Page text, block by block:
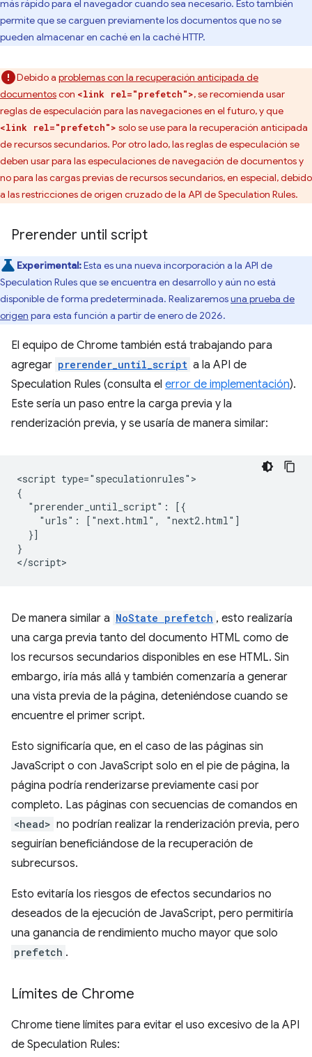
más rápido para el navegador cuando sea necesario. Esto también
permite que se carguen previamente los documentos que no se
pueden almacenar en caché en la caché HTTP.
Debido a problemas con la recuperación anticipada de
documentoscon <link rel="prefetch">, se recomienda usar
reglas de especulación para las navegaciones en el futuro, y que
<link rel="prefetch"> solo se use para la recuperación anticipada
de recursos secundarios. Por otro lado, las reglas de especulación se
deben usar para las especulaciones de navegación de documentos y
no para las cargas previas de recursos secundarios, en especial, debido
a las restricciones de origen cruzado de la API de Speculation Rules.
Prerender until script
Experimental:Esta es una nueva incorporación a la API de
Speculation Rules que se encuentra en desarrollo y aún no está
disponible de forma predeterminada. Realizaremosuna prueba de
origen para esta función a partir de enero de 2026.
El equipo de Chrome también está trabajando para
agregar prerender_until_script a la API de
Speculation Rules (consulta el error de implementación).
Este sería un paso entre la carga previa y la
renderización previa, y se usaría de manera similar:
<script type="speculationrules">
{
  "prerender_until_script": [{
    "urls": ["next.html", "next2.html"]
  }]
}
De manera similar a NoState prefetch , esto realizaría
una carga previa tanto del documento HTML como de
los recursos secundarios disponibles en ese HTML. Sin
embargo, iría más allá y también comenzaría a generar
una vista previa de la página, deteniéndose cuando se
encuentre el primer script.
Esto significaría que, en el caso de las páginas sin
JavaScript o con JavaScript solo en el pie de página, la
página podría renderizarse previamente casi por
completo. Las páginas con secuencias de comandos en
<head> no podrían realizar la renderización previa, pero
seguirían beneficiándose de la recuperación de
subrecursos.
Esto evitaría los riesgos de efectos secundarios no
deseados de la ejecución de JavaScript, pero permitiría
una ganancia de rendimiento mucho mayor que solo
prefetch .
Límites de Chrome
Chrome tiene límites para evitar el uso excesivo de la API
de Speculation Rules: